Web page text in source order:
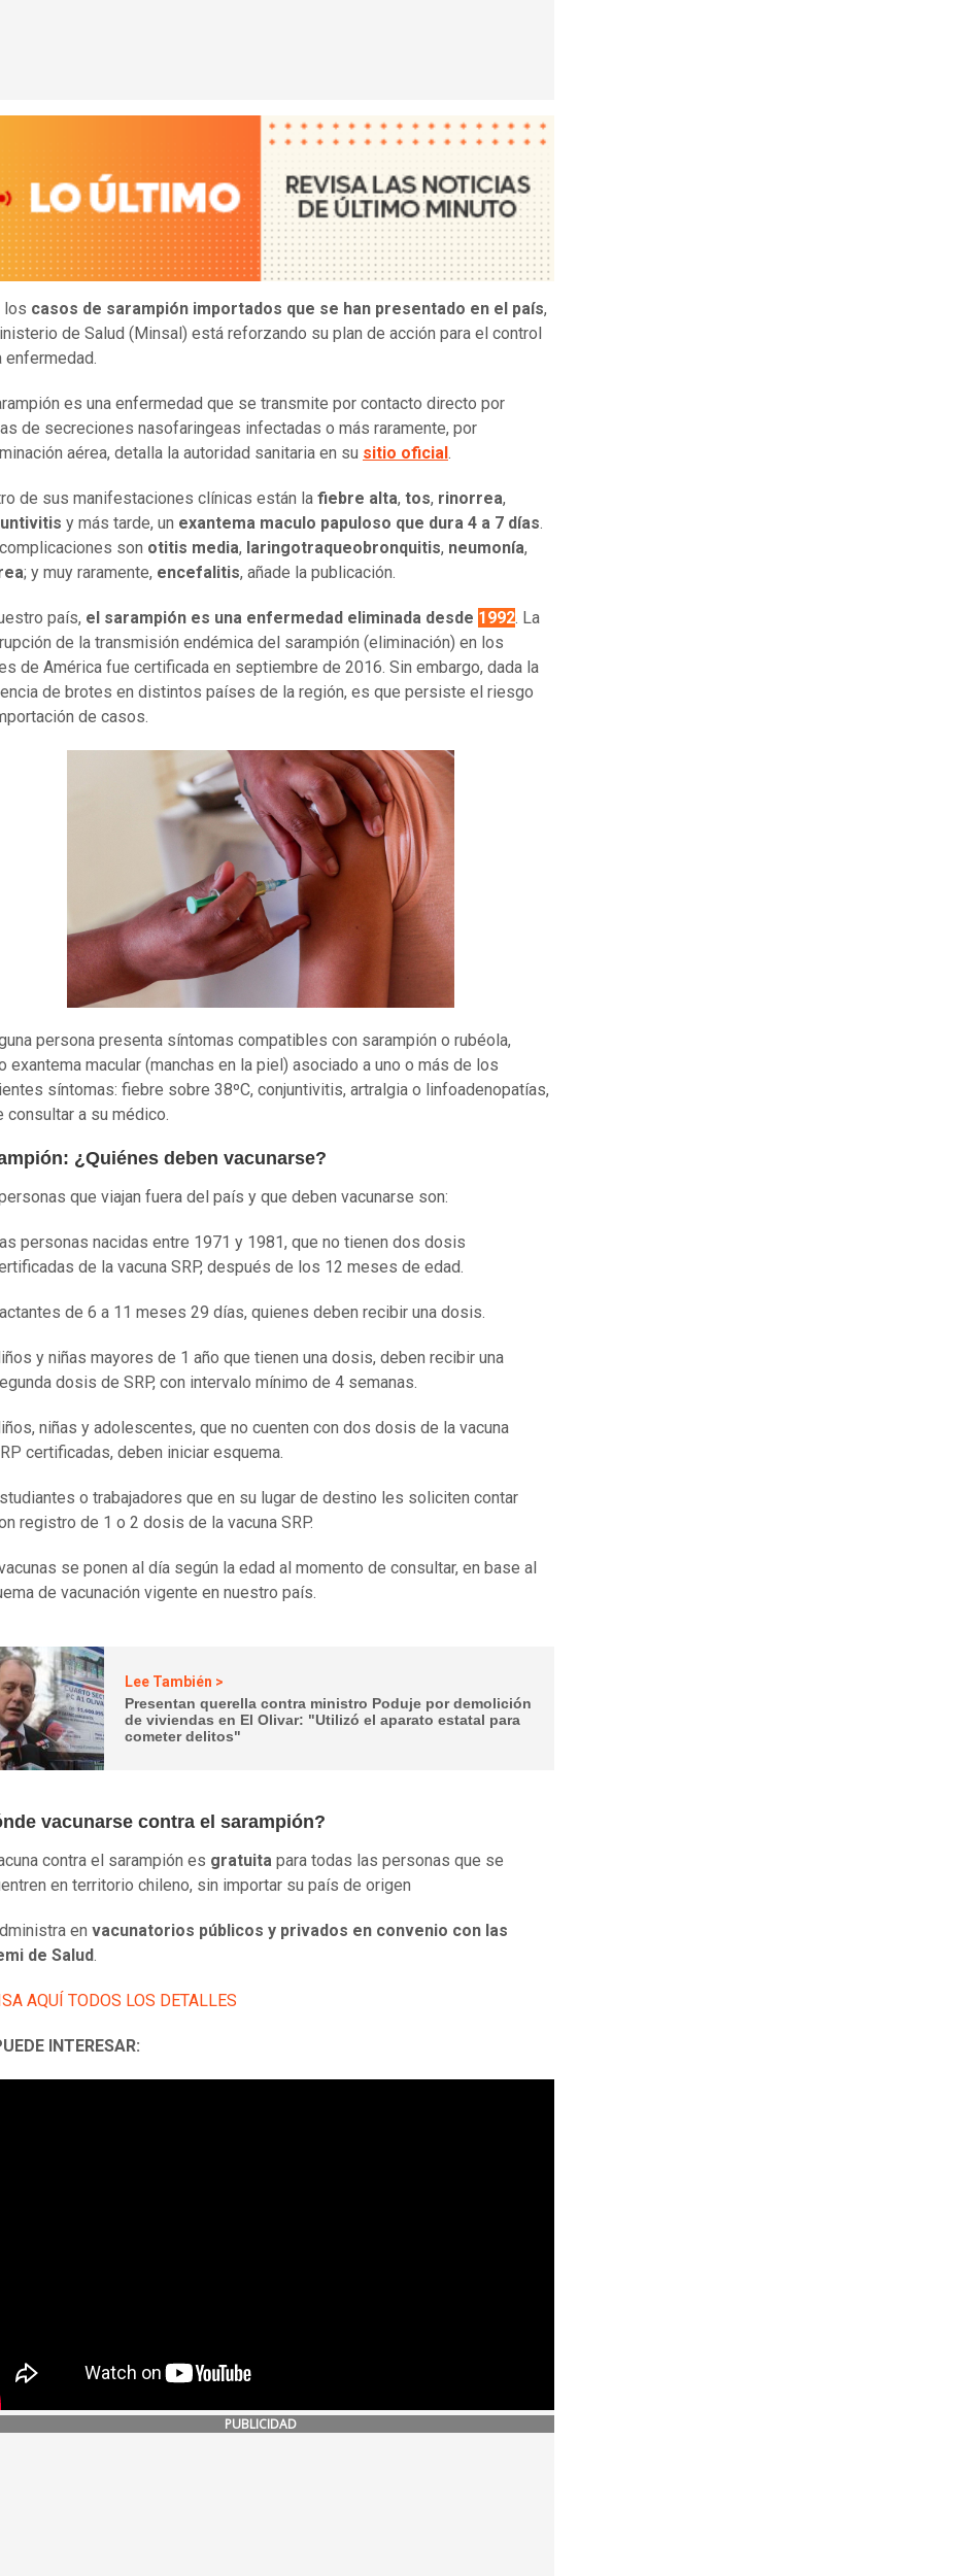
los casos de sarampión importados que se han presentado en el país,
de Salud (Minsal) está reforzando su plan de acción para el control
enfermedad.
es una enfermedad que se transmite por contacto directo por
de secreciones nasofaringeas infectadas o más raramente, por
aérea, detalla la autoridad sanitaria en su sitio oficial .
de sus manifestaciones clínicas están la fiebre alta, tos, rinorrea,
y más tarde, un exantema maculo papuloso que dura 4 a 7 días.
son otitis media, laringotraqueobronquitis, neumonía,
; y muy raramente, encefalitis, añade la publicación.
país, el sarampión es una enfermedad eliminada desde 1992. La
de la transmisión endémica del sarampión (eliminación) en los
de América fue certificada en septiembre de 2016. Sin embargo, dada la
de brotes en distintos países de la región, es que persiste el riesgo
de casos.
persona presenta síntomas compatibles con sarampión o rubéola,
exantema macular (manchas en la piel) asociado a uno o más de los
síntomas: fiebre sobre 38ºC, conjuntivitis, artralgia o linfoadenopatías,
consultar a su médico.
¿Quiénes deben vacunarse?
que viajan fuera del país y que deben vacunarse son:
personas nacidas entre 1971 y 1981, que no tienen dos dosis
de la vacuna SRP, después de los 12 meses de edad.
de 6 a 11 meses 29 días, quienes deben recibir una dosis.
y niñas mayores de 1 año que tienen una dosis, deben recibir una
dosis de SRP, con intervalo mínimo de 4 semanas.
niñas y adolescentes, que no cuenten con dos dosis de la vacuna
certificadas, deben iniciar esquema.
o trabajadores que en su lugar de destino les soliciten contar
registro de 1 o 2 dosis de la vacuna SRP.
se ponen al día según la edad al momento de consultar, en base al
de vacunación vigente en nuestro país.
Lee También >
Presentan querella contra ministro Poduje por demolición
de viviendas en El Olivar: "Utilizó el aparato estatal para
cometer delitos"
vacunarse contra el sarampión?
contra el sarampión es gratuita para todas las personas que se
en territorio chileno, sin importar su país de origen
en vacunatorios públicos y privados en convenio con las
de Salud.
AQUÍ TODOS LOS DETALLES
INTERESAR:
PUBLICIDAD